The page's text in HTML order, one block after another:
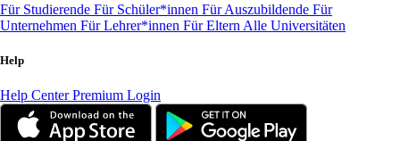
Für Studierende Für Schüler*innen Für Auszubildende Für
Unternehmen Für Lehrer*innen Für Eltern Alle Universitäten
Help
Help CenterPremium Login